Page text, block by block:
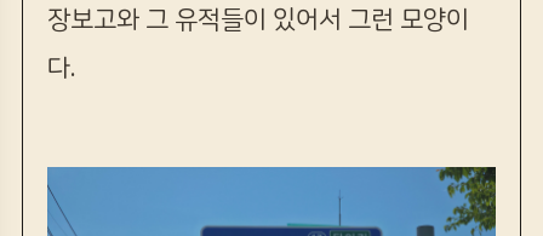
장보고와 그 유적들이 있어서 그런 모양이
다.